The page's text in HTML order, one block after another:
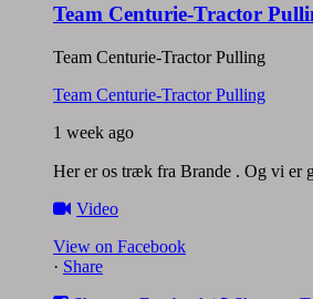
Team Centurie-Tractor
Team Centurie-Tractor Pulling
Team Centurie-Tractor Pulling
1 week ago
Her er os træk fra Brande . Og vi er
Video
View on Facebook
· Share